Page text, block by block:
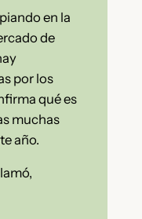
en la
de
por los
qué es
muchas
año.